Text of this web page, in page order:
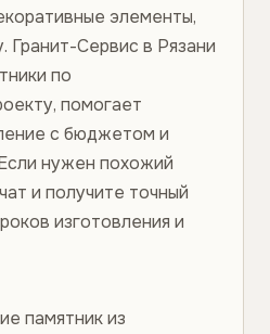
элементы,
Гранит-Сервис в Рязани
по
помогает
с бюджетом и
нужен похожий
и получите точный
изготовления и
памятник из